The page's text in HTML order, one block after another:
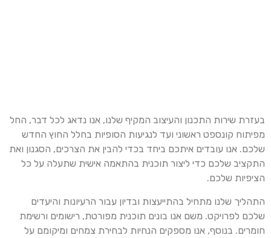
בעזרת שירות התכנון והעיצוב המקיף שלנו, אנו נדאג לכל דבר, החל
מפיתוח קונספט ראשוני ועד לנגיעות הסופיות בחלל החוץ החדש
שלכם. אנו עובדים איתכם ביחד בכדי להבין את הצרכים, הסגנון ואת
התקציב שלכם כדי ליצור תוכנית בהתאמה אישית שתעלה על כל
הציפיות שלכם.
התהליך שלנו מתחיל בהתייעצות ובדיון עבור הרעיונות והיעדים
שלכם לפרויקט. משם אנו בונים תוכנית מפורטת, רישומים ורשימת
חומרים. בנוסף, אנו מספקים הנחיות לבחירת צמחים ומיקומם על